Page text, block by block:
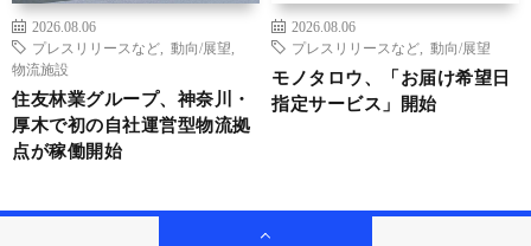
2026.08.06
プレスリリースなど
動向/展望
物流施設
住友林業グループ、神奈川・
厚木で初の自社運営型物流拠
点が稼働開始
2026.08.06
プレスリリースなど
動向/展望
モノタロウ、「お届け希望日
指定サービス」開始